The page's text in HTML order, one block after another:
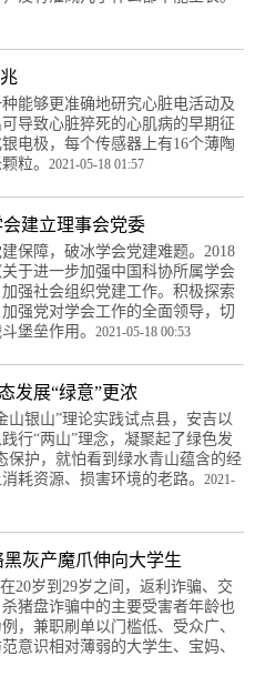
能够更准确地研究心脏电活动及
导致心脏猝死的心肌病的早期征
电极，每个传感器上有16个薄陶
粒。 2021-05-18 01:57
建立理事会党委
保障，破冰学会党建难题。2018
于进一步加强中国科协所属学会
强社会组织党建工作。积极探索
强党对学会工作的全面领导，切
堡垒作用。 2021-05-18 00:53
发展“绿意”更浓
山银山”理论实践试点县，安吉以
行“两山”理念，凝聚起了绿色发
保护，就怕看到绿水青山蕴含的经
耗资源、损害环境的老路。 2021-
灰产魔爪伸向大学生
20岁到29岁之间，返利诈骗、交
猪盘诈骗中的主要受害者年龄也
，兼职刷单以门槛低、受众广、
意识相对薄弱的大学生、宝妈、